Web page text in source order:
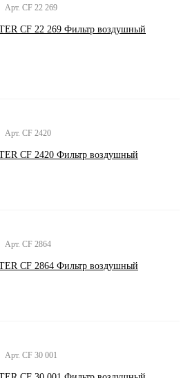
Арт. CF 22 269
CF 22 269 Фильтр воздушный
Арт. CF 2420
CF 2420 Фильтр воздушный
Арт. CF 2864
CF 2864 Фильтр воздушный
Арт. CF 30 001